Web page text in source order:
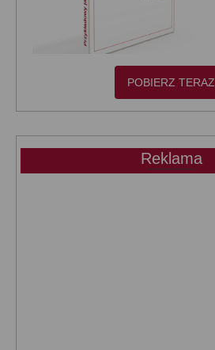
POBIERZ TERAZ
Reklama